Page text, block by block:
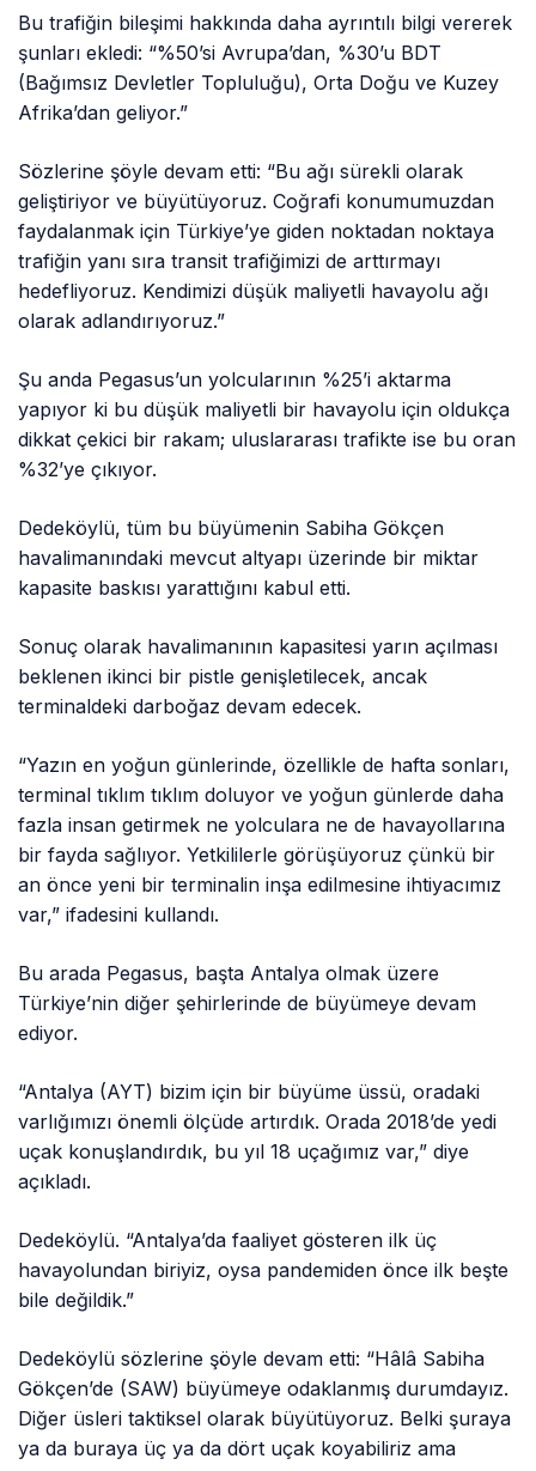
Bu trafiğin bileşimi hakkında daha ayrıntılı bilgi vererek
şunları ekledi: “%50’si Avrupa’dan, %30’u BDT
(Bağımsız Devletler Topluluğu), Orta Doğu ve Kuzey
Afrika’dan geliyor.”
Sözlerine şöyle devam etti: “Bu ağı sürekli olarak
geliştiriyor ve büyütüyoruz. Coğrafi konumumuzdan
faydalanmak için Türkiye’ye giden noktadan noktaya
trafiğin yanı sıra transit trafiğimizi de arttırmayı
hedefliyoruz. Kendimizi düşük maliyetli havayolu ağı
olarak adlandırıyoruz.”
Şu anda Pegasus’un yolcularının %25’i aktarma
yapıyor ki bu düşük maliyetli bir havayolu için oldukça
dikkat çekici bir rakam; uluslararası trafikte ise bu oran
%32’ye çıkıyor.
Dedeköylü, tüm bu büyümenin Sabiha Gökçen
havalimanındaki mevcut altyapı üzerinde bir miktar
kapasite baskısı yarattığını kabul etti.
Sonuç olarak havalimanının kapasitesi yarın açılması
beklenen ikinci bir pistle genişletilecek, ancak
terminaldeki darboğaz devam edecek.
“Yazın en yoğun günlerinde, özellikle de hafta sonları,
terminal tıklım tıklım doluyor ve yoğun günlerde daha
fazla insan getirmek ne yolculara ne de havayollarına
bir fayda sağlıyor. Yetkililerle görüşüyoruz çünkü bir
an önce yeni bir terminalin inşa edilmesine ihtiyacımız
var,” ifadesini kullandı.
Bu arada Pegasus, başta Antalya olmak üzere
Türkiye’nin diğer şehirlerinde de büyümeye devam
ediyor.
“Antalya (AYT) bizim için bir büyüme üssü, oradaki
varlığımızı önemli ölçüde artırdık. Orada 2018’de yedi
uçak konuşlandırdık, bu yıl 18 uçağımız var,” diye
açıkladı.
Dedeköylü. “Antalya’da faaliyet gösteren ilk üç
havayolundan biriyiz, oysa pandemiden önce ilk beşte
bile değildik.”
Dedeköylü sözlerine şöyle devam etti: “Hâlâ Sabiha
Gökçen’de (SAW) büyümeye odaklanmış durumdayız.
Diğer üsleri taktiksel olarak büyütüyoruz. Belki şuraya
ya da buraya üç ya da dört uçak koyabiliriz ama